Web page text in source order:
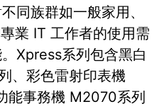
同族群如一般家用、
業 IT 工作者的使用需
Xpress系列包含黑白
、彩色雷射印表機
能事務機 M2070系列